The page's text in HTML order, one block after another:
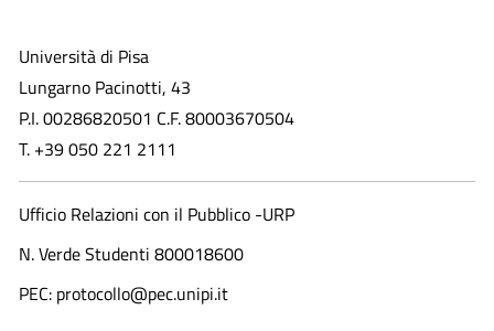
Università di Pisa
Lungarno Pacinotti, 43
P.I. 00286820501 C.F. 80003670504
T. +39 050 221 2111
Ufficio Relazioni con il Pubblico -URP
N. Verde Studenti 800018600​
PEC: protocollo@pec.unipi.it